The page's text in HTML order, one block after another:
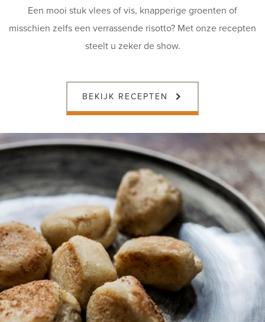
Een mooi stuk vlees of vis, knapperige groenten of
misschien zelfs een verrassende risotto? Met onze recepten
steelt u zeker de show.
BEKIJK RECEPTEN